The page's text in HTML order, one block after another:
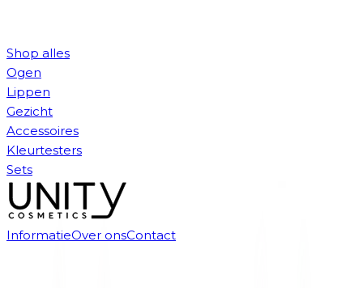
Shop alles
Ogen
Lippen
Gezicht
Accessoires
Kleurtesters
Sets
InformatieOver onsContact